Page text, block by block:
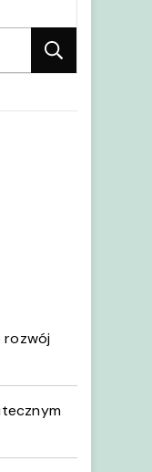
rozwój